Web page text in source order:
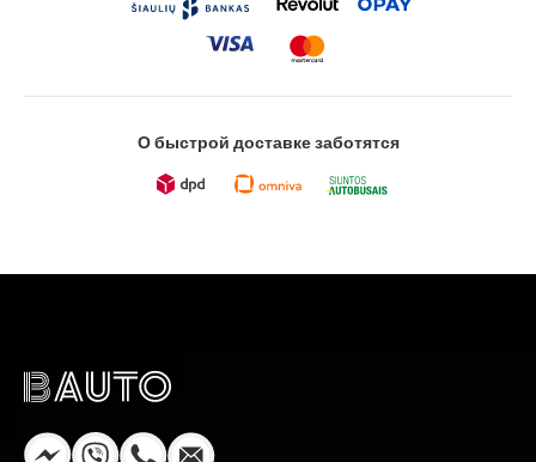
О быстрой доставке заботятся